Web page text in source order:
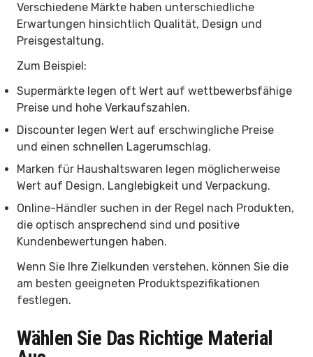
Verschiedene Märkte haben unterschiedliche
Erwartungen hinsichtlich Qualität, Design und
Preisgestaltung.
Zum Beispiel:
Supermärkte legen oft Wert auf wettbewerbsfähige
Preise und hohe Verkaufszahlen.
Discounter legen Wert auf erschwingliche Preise
und einen schnellen Lagerumschlag.
Marken für Haushaltswaren legen möglicherweise
Wert auf Design, Langlebigkeit und Verpackung.
Online-Händler suchen in der Regel nach Produkten,
die optisch ansprechend sind und positive
Kundenbewertungen haben.
Wenn Sie Ihre Zielkunden verstehen, können Sie die
am besten geeigneten Produktspezifikationen
festlegen.
Wählen Sie Das Richtige Material